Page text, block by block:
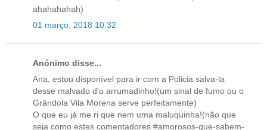
ahahahahah)
01 março, 2018 10:32
Anónimo disse...
Ana, estou disponível para ir com a Policia salva-la
desse malvado d'o arrumadinho!(um sinal de fumo ou o
Grândola Vila Morena serve perfeitamente)
O que eu já me ri que nem uma maluquinha!(não que
seja como estes comentadores #amorosos-que-sabem-